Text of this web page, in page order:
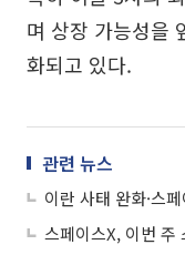
며 상장 가능성을
화되고 있다.
관련 뉴스
이란 사태 완화·스